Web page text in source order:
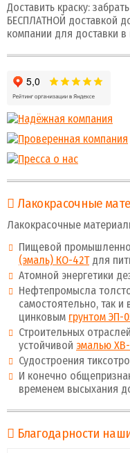
Доставить краску: забрать
БЕСПЛАТНОЙ доставкой
компании для доставки
Лакокрасочные
Лакокрасочные
Пищевой
(эмаль) КО-42Тдля
Атомной энергетики
Нефтепромысла
самостоятельно, так
цинковым грунтом ЭП-
Строительных
устойчивой эмалью
Судостроения
И конечно
временем высыхания
Благодарности